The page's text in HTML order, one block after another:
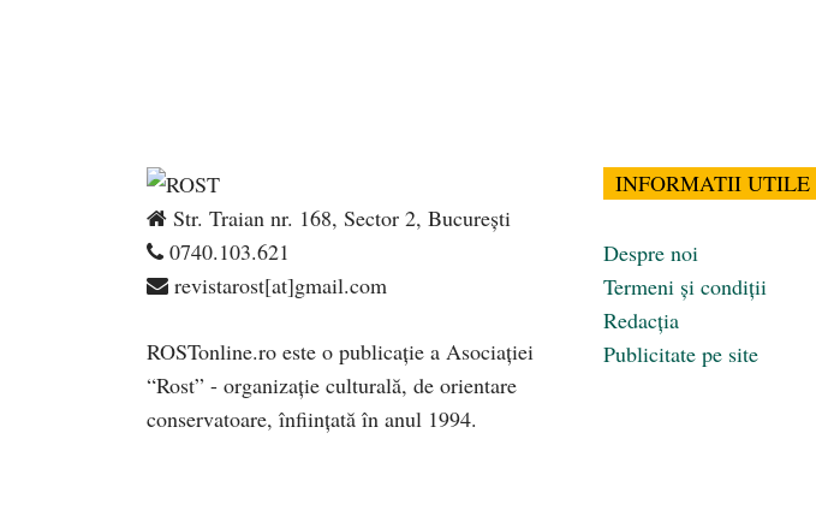
Str. Traian nr. 168, Sector 2, București
0740.103.621
revistarost[at]gmail.com
ROSTonline.ro este o publicaţie a Asociaţiei
“Rost” - organizaţie culturală, de orientare
conservatoare, înfiinţată în anul 1994.
INFORMATII UTILE
Despre noi
Termeni și condiții
Redacția
Publicitate pe site